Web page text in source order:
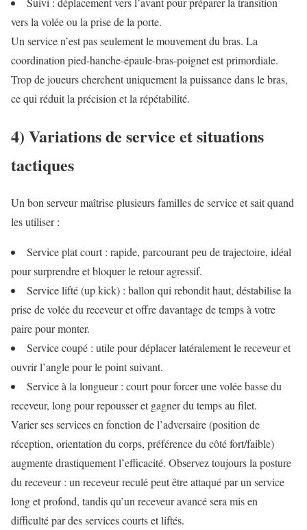
vers la volée ou la prise de la porte.
Un service n’est pas seulement le mouvement du bras. La
coordination pied-hanche-épaule-bras-poignet est primordiale.
Trop de joueurs cherchent uniquement la puissance dans le bras,
ce qui réduit la précision et la répétabilité.
4) Variations de service et situations
tactiques
Un bon serveur maîtrise plusieurs familles de service et sait quand
les utiliser :
Service plat court : rapide, parcourant peu de trajectoire, idéal
pour surprendre et bloquer le retour agressif.
Service lifté (up kick) : ballon qui rebondit haut, déstabilise la
prise de volée du receveur et offre davantage de temps à votre
paire pour monter.
Service coupé : utile pour déplacer latéralement le receveur et
ouvrir l’angle pour le point suivant.
Service à la longueur : court pour forcer une volée basse du
receveur, long pour repousser et gagner du temps au filet.
Varier ses services en fonction de l’adversaire (position de
réception, orientation du corps, préférence du côté fort/faible)
augmente drastiquement l’efficacité. Observez toujours la posture
du receveur : un receveur reculé peut être attaqué par un service
long et profond, tandis qu’un receveur avancé sera mis en
difficulté par des services courts et liftés.